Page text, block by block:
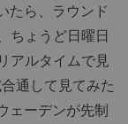
たら、ラウンド
ちょうど日曜日
アルタイムで見
通して見てみた
ェーデンが先制